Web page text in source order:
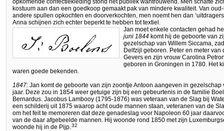
kostuum aan dan een goedkoop gemaakt pak van mindere kwaliteit. Van
andere spullen opkochten en doorverkochten, men noemt hen dan
Anna schijnen zich echter beperkt te hebben tot textiel.
Jan moet enkele contacten gehad
juni 1844 komt hij de geboorte van
gezelschap van Willem Siccama,
Delfzijl geboren. Peter en meter
Gevers en zijn vrouw Carolina
geboren in Groningen in 1780. Het
waren goede bekenden.
1847: Jan komt de geboorte van zijn zoontje Antoon aangeven in
jaar. Deze zou in 1854 weer getuige zijn bij een gebeurtenis in de familie
Bernardus. Jacobus Lambooy (1795-1876) was veteraan van de Slag bij
een schilderij uit 1875 waarop acht oude mannen staan, veteranen van de
om het feit te memoreren dat deze genadeslag voor Napoleon 60 jaar
van de daar afgebeelde mannen. Hij woonde rond 1850 met zijn
woonde hij in de Pijp. 32